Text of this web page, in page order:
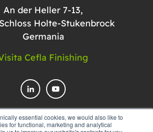
essential cookies, we would also like to
for functional, marketing and analytical
An der Heller 7-13,
Holte-Stukenbrock
Germania
Cefla Finishing
CONTATTACI